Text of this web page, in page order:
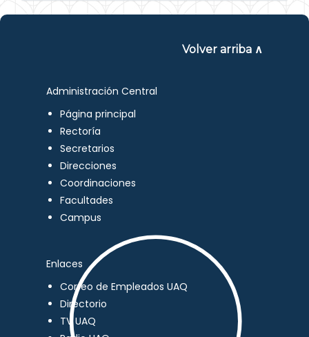
Volver arriba ∧
Administración Central
Página principal
Rectoría
Secretarios
Direcciones
Coordinaciones
Facultades
Campus
Enlaces
Correo de Empleados UAQ
Directorio
TV UAQ